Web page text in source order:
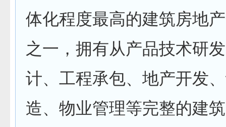
体化程度最高的建筑房地
之一，拥有从产品技术研
计、工程承包、地产开发
造、物业管理等完整的建